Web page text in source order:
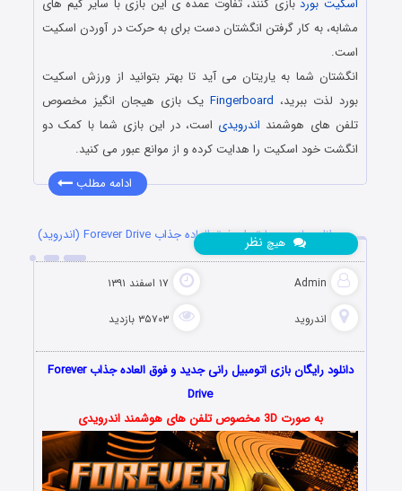
مشابه، به کار گرفتن انگشتان دست برای به حرکت در آوردن اسکیت
است.
انگشتان شما به یاریتان می آید تا بهتر بتوانید از ورزش اسکیت
بورد لذت ببرید، Fingerboard یک بازی هیجان انگیز مخصوص
تلفن های هوشمند اندرویدی است، در این بازی شما با کمک دو
انگشت خود اسکیت را هدایت کرده و از موانع عبور می کنید.
ادامه مطلب
دانلود بازی مسابقه ای فوق العاده جذاب Forever Drive (اندروید)
Admin ۱۷ اسفند ۱۳۹۱
اندروید ۳۵۷۰۳ بازدید
هیچ نظر
دانلود رایگان بازی اتومبیل رانی جدید و فوق العاده جذاب Forever
Drive
به صورت 3D مخصوص تلفن های هوشمند اندرویدی